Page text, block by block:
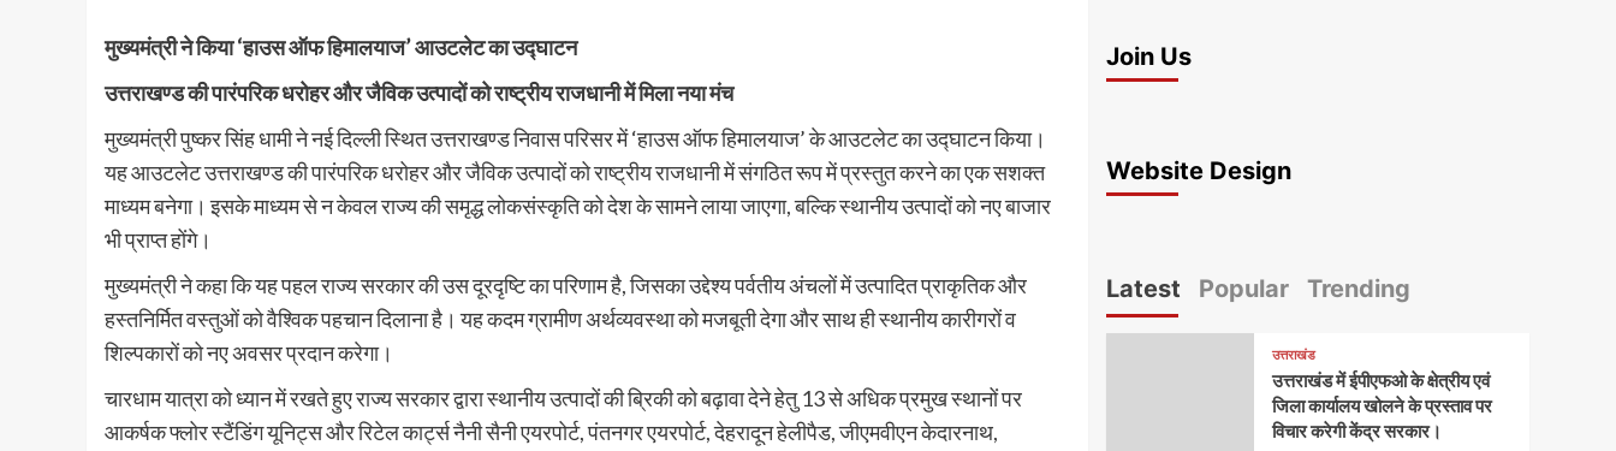
मुख्यमंत्री ने किया ‘हाउस ऑफ हिमालयाज’ आउटलेट का उद्घाटन
उत्तराखण्ड की पारंपरिक धरोहर और जैविक उत्पादों को राष्ट्रीय राजधानी में मिला नया मंच
मुख्यमंत्री पुष्कर सिंह धामी ने नई दिल्ली स्थित उत्तराखण्ड निवास परिसर में ‘हाउस ऑफ हिमालयाज’ के आउटलेट का उद्घाटन किया।
यह आउटलेट उत्तराखण्ड की पारंपरिक धरोहर और जैविक उत्पादों को राष्ट्रीय राजधानी में संगठित रूप में प्रस्तुत करने का एक सशक्त
माध्यम बनेगा। इसके माध्यम से न केवल राज्य की समृद्ध लोकसंस्कृति को देश के सामने लाया जाएगा, बल्कि स्थानीय उत्पादों को नए बाजार
भी प्राप्त होंगे।
मुख्यमंत्री ने कहा कि यह पहल राज्य सरकार की उस दूरदृष्टि का परिणाम है, जिसका उद्देश्य पर्वतीय अंचलों में उत्पादित प्राकृतिक और
हस्तनिर्मित वस्तुओं को वैश्विक पहचान दिलाना है। यह कदम ग्रामीण अर्थव्यवस्था को मजबूती देगा और साथ ही स्थानीय कारीगरों व
शिल्पकारों को नए अवसर प्रदान करेगा।
चारधाम यात्रा को ध्यान में रखते हुए राज्य सरकार द्वारा स्थानीय उत्पादों की ब्रिकी को बढ़ावा देने हेतु 13 से अधिक प्रमुख स्थानों पर
आकर्षक फ्लोर स्टैंडिंग यूनिट्स और रिटेल कार्ट्स नैनी सैनी एयरपोर्ट, पंतनगर एयरपोर्ट, देहरादून हेलीपैड, जीएमवीएन केदारनाथ,
Join Us
Website Design
Latest Popular Trending
उत्तराखंड
उत्तराखंड में ईपीएफओ के क्षेत्रीय एवं
जिला कार्यालय खोलने के प्रस्ताव पर
विचार करेगी केंद्र सरकार।